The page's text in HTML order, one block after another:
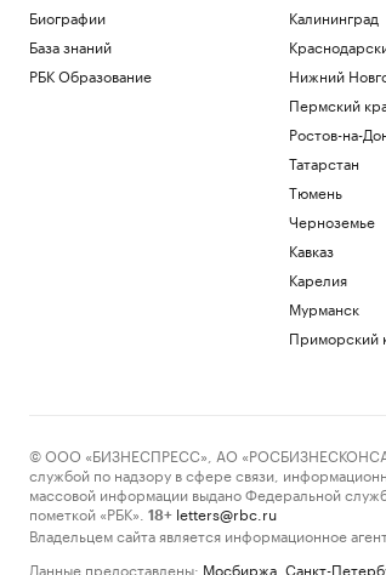
Биографии
База знаний
РБК Образование
Калининград
Нижний
Пермский
Ростов-на-
Татарстан
Тюмень
Черноземье
Кавказ
Карелия
Мурманск
Приморский
© ООО «БИЗНЕСПРЕСС», АО
службой по надзору в сфере связи,
массовой информации выдано Федеральной
пометкой «РБК».
18+ letters@rbc.ru
Владельцем сайта является информационное
Данные предоставлены: Мосбиржа Санкт-